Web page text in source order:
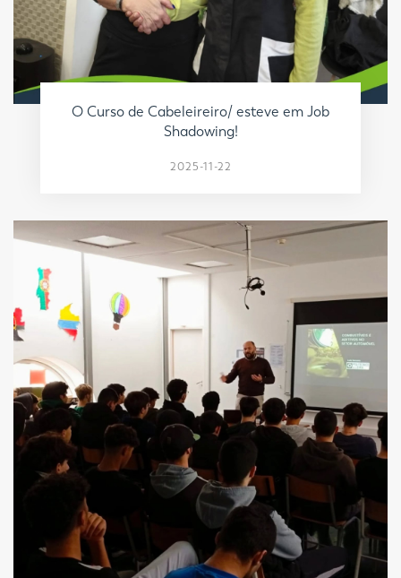
O Curso de Cabeleireiro/ esteve em Job
Shadowing!
2025-11-22